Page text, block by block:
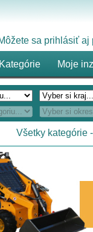
sa prihlásiť aj
Kategórie Moje
Všetky kategórie -